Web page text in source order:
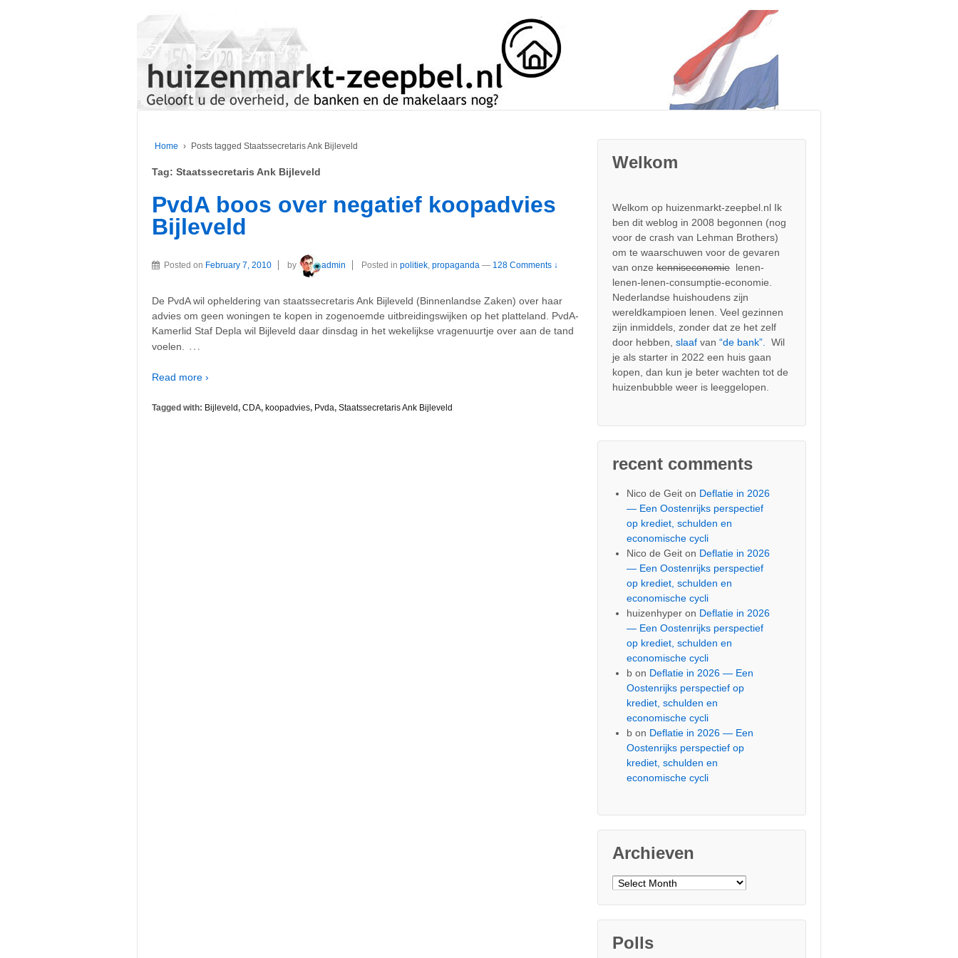
Home › Posts tagged Staatssecretaris Ank Bijleveld
Tag: Staatssecretaris Ank Bijleveld
PvdA boos over negatief koopadvies
Bijleveld
Posted on February 7, 2010 by admin Posted in politiek, propaganda — 128 Comments ↓
De PvdA wil opheldering van staatssecretaris Ank Bijleveld (Binnenlandse Zaken) over haar
advies om geen woningen te kopen in zogenoemde uitbreidingswijken op het platteland. PvdA-
Kamerlid Staf Depla wil Bijleveld daar dinsdag in het wekelijkse vragenuurtje over aan de tand
voelen.
…
Read more ›
Tagged with: Bijleveld, CDA, koopadvies, Pvda, Staatssecretaris Ank Bijleveld
Welkom
Welkom op huizenmarkt-zeepbel.nl Ik
ben dit weblog in 2008 begonnen (nog
voor de crash van Lehman Brothers)
om te waarschuwen voor de gevaren
van onzekenniseconomie lenen-
lenen-lenen-consumptie-economie.
Nederlandse huishoudens zijn
wereldkampioen lenen. Veel gezinnen
zijn inmiddels, zonder dat ze het zelf
door hebben,slaaf van“de bank”. Wil
je als starter in 2022 een huis gaan
kopen, dan kun je beter wachten tot de
huizenbubble weer is leeggelopen.
recent comments
Nico de Geit on Deflatie in 2026
— Een Oostenrijks perspectief
op krediet, schulden en
economische cycli
Nico de Geit on Deflatie in 2026
— Een Oostenrijks perspectief
op krediet, schulden en
economische cycli
huizenhyper on Deflatie in 2026
— Een Oostenrijks perspectief
op krediet, schulden en
economische cycli
b on Deflatie in 2026 — Een
Oostenrijks perspectief op
krediet, schulden en
economische cycli
b on Deflatie in 2026 — Een
Oostenrijks perspectief op
krediet, schulden en
economische cycli
Archieven
Archieven
Polls